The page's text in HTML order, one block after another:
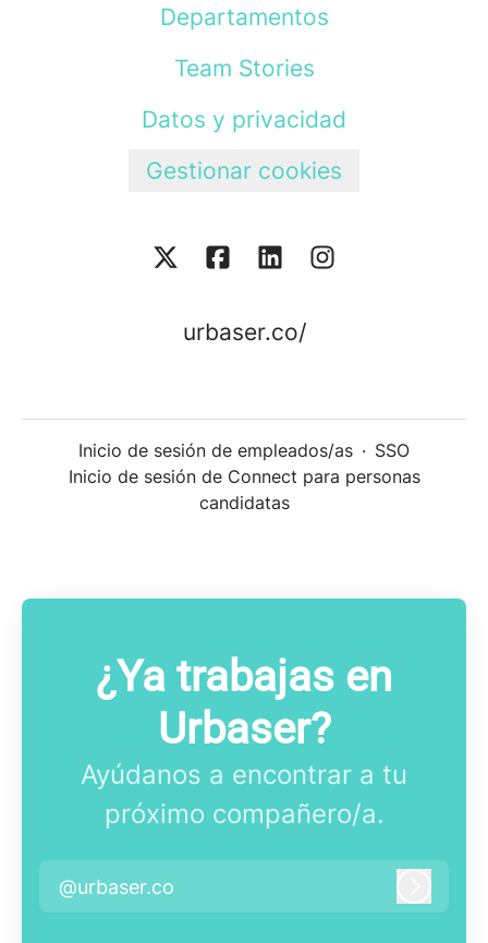
Departamentos
Team Stories
Datos y privacidad
Gestionar cookies
urbaser.co/
Inicio de sesión de empleados/as · SSO
Inicio de sesión de Connect para personas
candidatas
¿Ya trabajas en
Urbaser?
Ayúdanos a encontrar a tu
próximo compañero/a.
@urbaser.co